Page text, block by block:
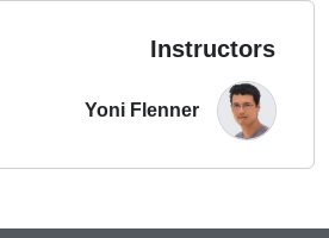
Instructors
Yoni Flenner